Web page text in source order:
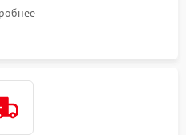
и целостности шлейфов.